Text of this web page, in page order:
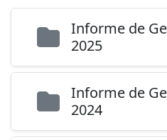
Informe de
2025
Informe de
2024